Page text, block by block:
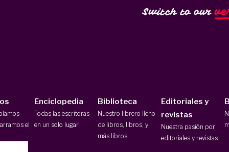
Switch to our
el
Enciclopedia
Todas las escritoras
en un solo lugar.
Biblioteca
Nuestro librero lleno
de libros, libros, y
más libros.
Editoriales y
revistas
Nuestra pasión por
editoriales y revistas.